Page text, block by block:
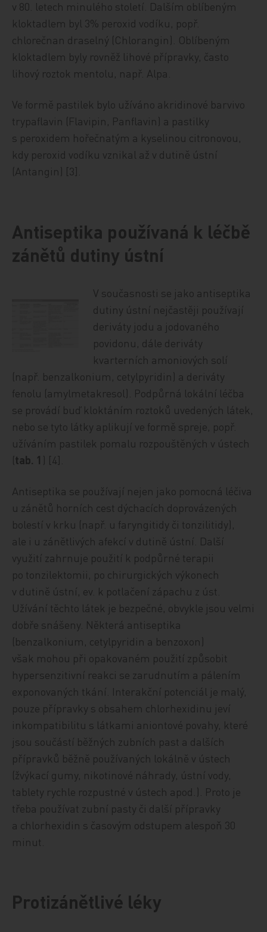
v 80. letech minulého století. Dalším oblíbeným
kloktadlem byl 3% peroxid vodíku, popř.
chlorečnan draselný (Chlorangin). Oblíbeným
kloktadlem byly rovněž lihové přípravky, často
lihový roztok mentolu, např. Alpa.
Ve formě pastilek bylo užíváno akridinové barvivo
trypaflavin (Flavipin, Panflavin) a pastilky
s peroxidem hořečnatým a kyselinou citronovou,
kdy peroxid vodíku vznikal až v dutině ústní
(Antangin) [3].
Antiseptika používaná k léčbě
zánětů dutiny ústní
V současnosti se jako antiseptika
dutiny ústní nejčastěji používají
deriváty jodu a jodovaného
povidonu, dále deriváty
kvarterních amoniových solí
(např. benzalkonium, cetylpyridin) a deriváty
fenolu (amylmetakresol). Podpůrná lokální léčba
se provádí buď kloktáním roztoků uvedených látek,
nebo se tyto látky aplikují ve formě spreje, popř.
užíváním pastilek pomalu rozpouštěných v ústech
(tab. 1 ) [4].
Antiseptika se používají nejen jako pomocná léčiva
u zánětů horních cest dýchacích doprovázených
bolestí v krku (např. u faryngitidy či tonzilitidy),
ale i u zánětlivých afekcí v dutině ústní. Další
využití zahrnuje použití k podpůrné terapii
po tonzilektomii, po chirurgických výkonech
v dutině ústní, ev. k potlačení zápachu z úst.
Užívání těchto látek je bezpečné, obvykle jsou velmi
dobře snášeny. Některá antiseptika
(benzalkonium, cetylpyridin a benzoxon)
však mohou při opakovaném použití způsobit
hypersenzitivní reakci se zarudnutím a pálením
exponovaných tkání. Interakční potenciál je malý,
pouze přípravky s obsahem chlorhexidinu jeví
inkompatibilitu s látkami aniontové povahy, které
jsou součástí běžných zubních past a dalších
přípravků běžně používaných lokálně v ústech
(žvýkací gumy, nikotinové náhrady, ústní vody,
tablety rychle rozpustné v ústech apod.). Proto je
třeba používat zubní pasty či další přípravky
a chlorhexidin s časovým odstupem alespoň 30
minut.
Protizánětlivé léky